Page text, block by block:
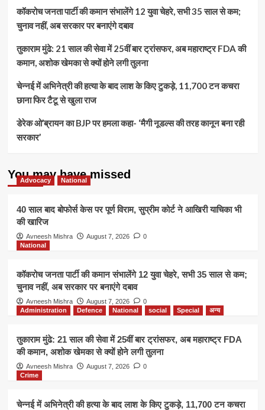
कॉकरोच जनता पार्टी की कमान संभालेंगे 12 युवा चेहरे, सभी 35 साल से कम;
चुनाव नहीं, अब सरकार पर बनाएंगे दबाव
तुकाराम मुंढे: 21 साल की सेवा में 25वीं बार ट्रांसफर, अब महाराष्ट्र FDA की
कमान, अशोक खेमका से क्यों होने लगी तुलना
चेन्नई में अभिनेत्री की हत्या के बाद लाश के किए टुकड़े, 11,700 टन कचरा
छाना फिर टैटू से खुला राज
डेरेक ओ’ब्रायन का BJP पर हमला कहा- ‘मैगी नूडल्स की तरह कानून बना रही
सरकार’
You may have missed
Advocacy National
40 साल बाद बोफोर्स केस पर पूर्ण विराम, सुप्रीम कोर्ट ने आखिरी याचिका भी
की खारिज
Avneesh Mishra August 7, 2026
0
National
कॉकरोच जनता पार्टी की कमान संभालेंगे 12 युवा चेहरे, सभी 35 साल से कम;
चुनाव नहीं, अब सरकार पर बनाएंगे दबाव
Avneesh Mishra August 7, 2026
0
Administration
Defence National social Special अन्य
तुकाराम मुंढे: 21 साल की सेवा में 25वीं बार ट्रांसफर, अब महाराष्ट्र FDA
की कमान, अशोक खेमका से क्यों होने लगी तुलना
Avneesh Mishra August 7, 2026
0
Crime
चेन्नई में अभिनेत्री की हत्या के बाद लाश के किए टुकड़े, 11,700 टन कचरा